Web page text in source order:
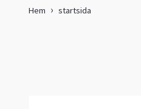
Hem startsida